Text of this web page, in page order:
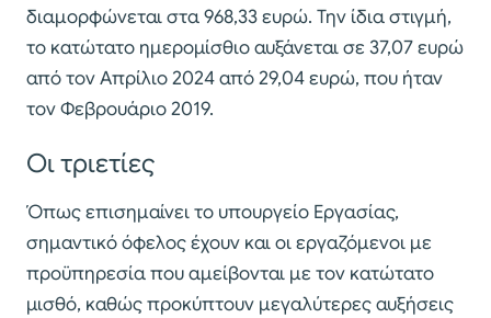
διαμορφώνεται στα 968,33 ευρώ. Την ίδια στιγμή,
το κατώτατο ημερομίσθιο αυξάνεται σε 37,07 ευρώ
από τον Απρίλιο 2024 από 29,04 ευρώ, που ήταν
τον Φεβρουάριο 2019.
Οι τριετίες
Όπως επισημαίνει το υπουργείο Εργασίας,
σημαντικό όφελος έχουν και οι εργαζόμενοι με
προϋπηρεσία που αμείβονται με τον κατώτατο
μισθό, καθώς προκύπτουν μεγαλύτερες αυξήσεις